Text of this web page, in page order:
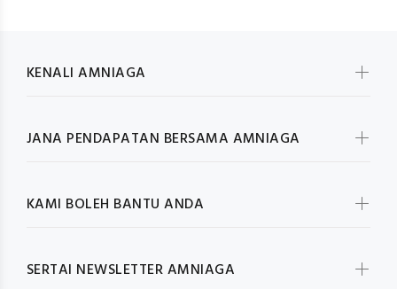
KENALI AMNIAGA
JANA PENDAPATAN BERSAMA AMNIAGA
KAMI BOLEH BANTU ANDA
SERTAI NEWSLETTER AMNIAGA